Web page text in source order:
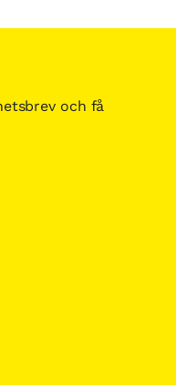
och få